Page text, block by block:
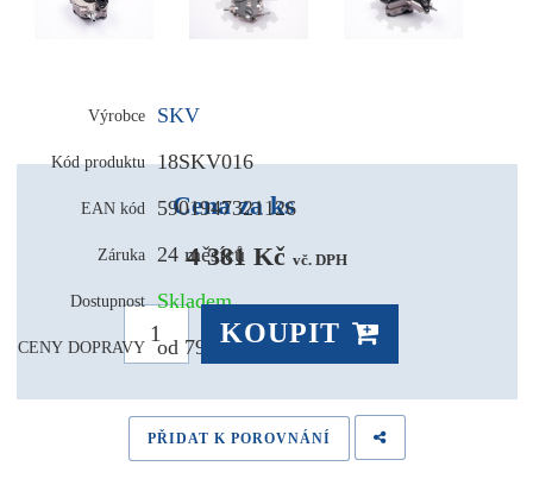
Výrobce SKV
Kód produktu 18SKV016
EAN kód 5901947321126
Záruka 24 měsíců
Dostupnost Skladem
CENY DOPRAVY od 79,- Kč
Cena za ks
4 381 Kč vč. DPH
KOUPIT
PŘIDAT K POROVNÁNÍ